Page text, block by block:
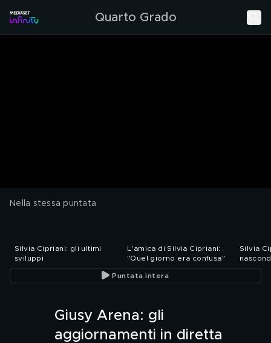
Quarto Grado
Nella stessa puntata
Silvia Cipriani: gli ultimi
sviluppi
L'amica di Silvia Cipriani:
"Quel giorno era confusa"
Silvia
Puntata intera
Giusy Arena: gli
aggiornamenti in diretta